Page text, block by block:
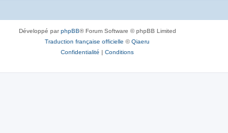
Développé parphpBB® Forum Software © phpBB Limited
Traduction française officielle ©Qiaeru
Confidentialité | Conditions